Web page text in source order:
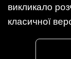
викликало
класичної